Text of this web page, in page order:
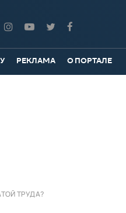
РЕКЛАМА О ПОРТАЛЕ
ТРУДА?